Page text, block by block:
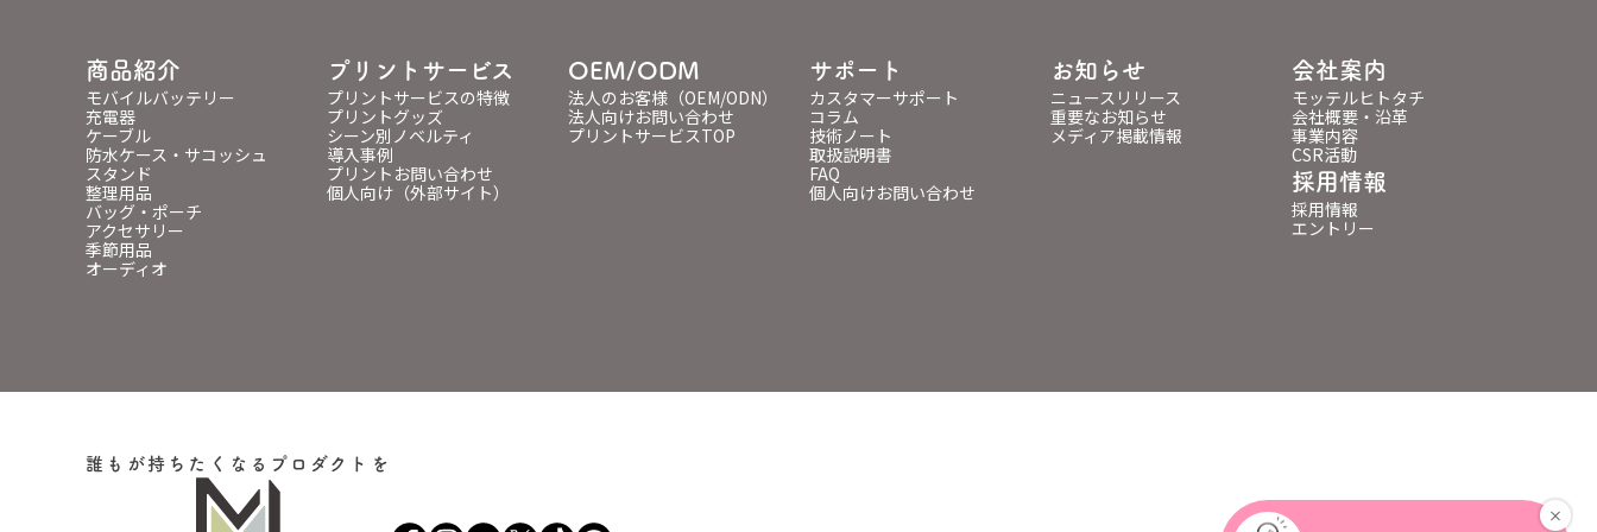
商品紹介
モバイルバッテリー
充電器
ケーブル
防水ケース・サコッシュ
スタンド
整理用品
バッグ・ポーチ
アクセサリー
季節用品
オーディオ
プリントサービス
プリントサービスの特徴
プリントグッズ
シーン別ノベルティ
導入事例
プリントお問い合わせ
個人向け（外部サイト）
OEM/ODM
法人のお客様（OEM/ODN）
法人向けお問い合わせ
プリントサービスTOP
サポート
カスタマーサポート
コラム
技術ノート
取扱説明書
FAQ
個人向けお問い合わせ
お知らせ
ニュースリリース
重要なお知らせ
メディア掲載情報
会社案内
モッテルヒトタチ
会社概要・沿革
事業内容
CSR活動
採用情報
採用情報
エントリー
誰もが持ちたくなるプロダクトを